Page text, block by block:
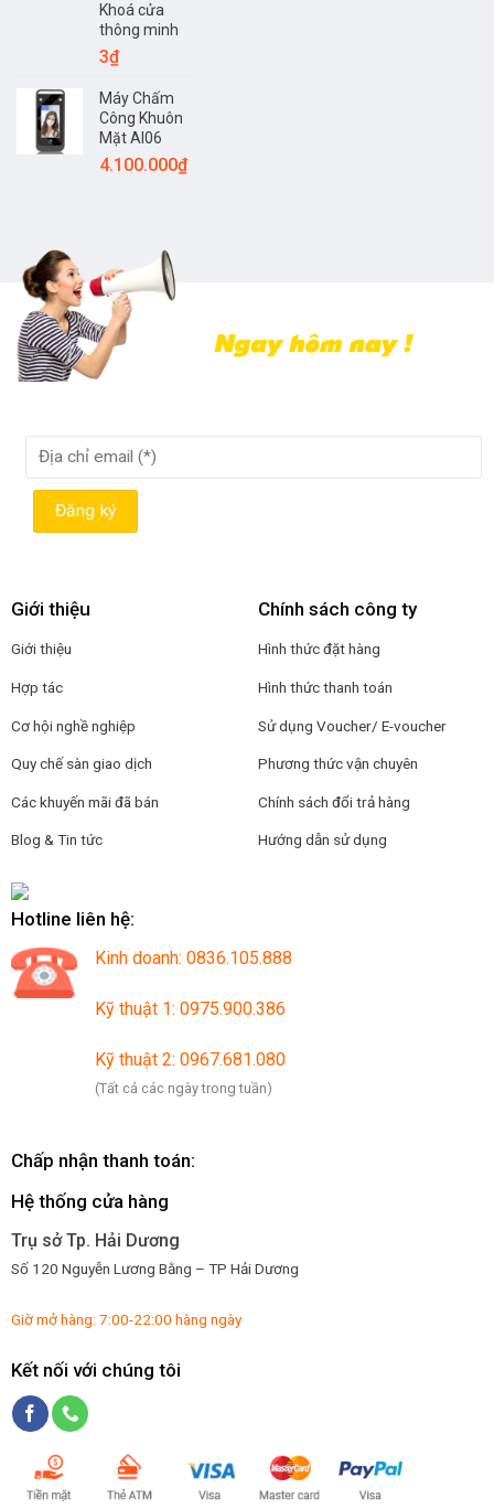
Khoá cửa
thông minh
3₫
Máy Chấm
Công Khuôn
Mặt AI06
4.100.000₫
Giới thiệu
Giới thiệu
Hợp tác
Cơ hội nghề nghiệp
Quy chế sàn giao dịch
Các khuyến mãi đã bán
Blog & Tin tức
Chính sách công ty
Hình thức đặt hàng
Hình thức thanh toán
Sử dụng Voucher/ E-voucher
Phương thức vận chuyên
Chính sách đổi trả hàng
Hướng dẫn sử dụng
Hotline liên hệ:
Kinh doanh: 0836.105.888
Kỹ thuật 1: 0975.900.386
Kỹ thuật 2: 0967.681.080
(Tất cả các ngày trong tuần)
Chấp nhận thanh toán:
Hệ thống cửa hàng
Trụ sở Tp. Hải Dương
Số 120 Nguyễn Lương Bằng – TP Hải Dương
Giờ mở hàng: 7:00-22:00 hàng ngày
Kết nối với chúng tôi